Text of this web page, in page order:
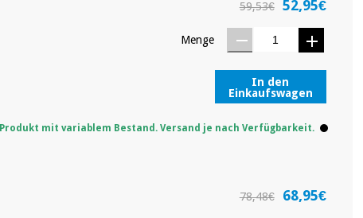
59,53€ 52,95€
Menge
In den
Einkaufswagen
Produkt mit variablem Bestand. Versand je nach Verfügbarkeit.
78,48€ 68,95€